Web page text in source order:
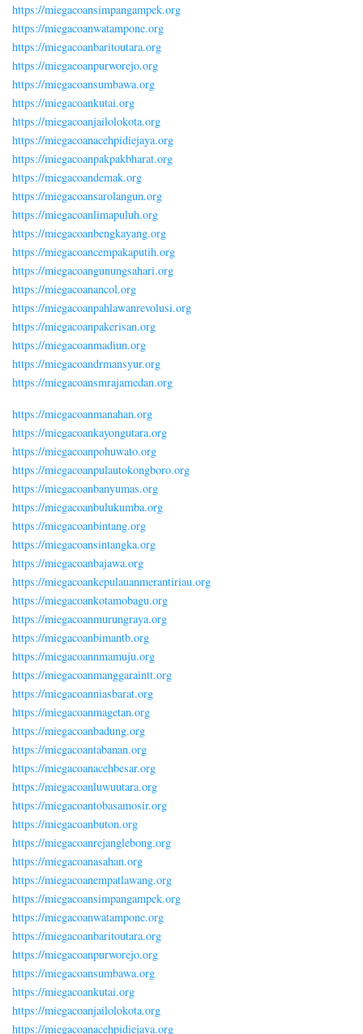
https://miegacoansimpangampek.org
https://miegacoanwatampone.org
https://miegacoanbaritoutara.org
https://miegacoanpurworejo.org
https://miegacoansumbawa.org
https://miegacoankutai.org
https://miegacoanjailolokota.org
https://miegacoanacehpidiejaya.org
https://miegacoanpakpakbharat.org
https://miegacoandemak.org
https://miegacoansarolangun.org
https://miegacoanlimapuluh.org
https://miegacoanbengkayang.org
https://miegacoancempakaputih.org
https://miegacoangunungsahari.org
https://miegacoanancol.org
https://miegacoanpahlawanrevolusi.org
https://miegacoanpakerisan.org
https://miegacoanmadiun.org
https://miegacoandrmansyur.org
https://miegacoansmrajamedan.org
https://miegacoanmanahan.org
https://miegacoankayongutara.org
https://miegacoanpohuwato.org
https://miegacoanpulautokongboro.org
https://miegacoanbanyumas.org
https://miegacoanbulukumba.org
https://miegacoanbintang.org
https://miegacoansintangka.org
https://miegacoanbajawa.org
https://miegacoankepulauanmerantiriau.org
https://miegacoankotamobagu.org
https://miegacoanmurungraya.org
https://miegacoanbimantb.org
https://miegacoannmamuju.org
https://miegacoanmanggaraintt.org
https://miegacoanniasbarat.org
https://miegacoanmagetan.org
https://miegacoanbadung.org
https://miegacoantabanan.org
https://miegacoanacehbesar.org
https://miegacoanluwuutara.org
https://miegacoantobasamosir.org
https://miegacoanbuton.org
https://miegacoanrejanglebong.org
https://miegacoanasahan.org
https://miegacoanempatlawang.org
https://miegacoansimpangampek.org
https://miegacoanwatampone.org
https://miegacoanbaritoutara.org
https://miegacoanpurworejo.org
https://miegacoansumbawa.org
https://miegacoankutai.org
https://miegacoanjailolokota.org
https://miegacoanacehpidiejaya.org